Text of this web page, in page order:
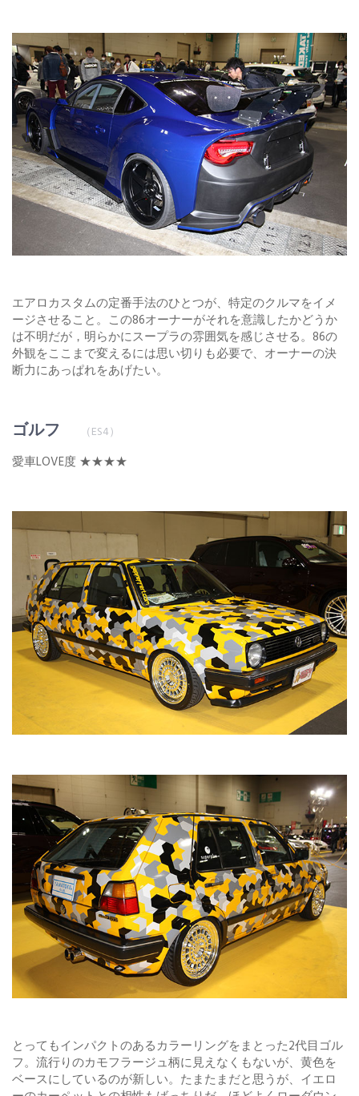
エアロカスタムの定番手法のひとつが、特定のクルマをイメ
ージさせること。この86オーナーがそれを意識したかどうか
は不明だが，明らかにスープラの雰囲気を感じさせる。86の
外観をここまで変えるには思い切りも必要で、オーナーの決
断力にあっぱれをあげたい。
ゴルフ （ES4）
愛車LOVE度 ★★★★
とってもインパクトのあるカラーリングをまとった2代目ゴル
フ。流行りのカモフラージュ柄に見えなくもないが、黄色を
ベースにしているのが新しい。たまたまだと思うが、イエロ